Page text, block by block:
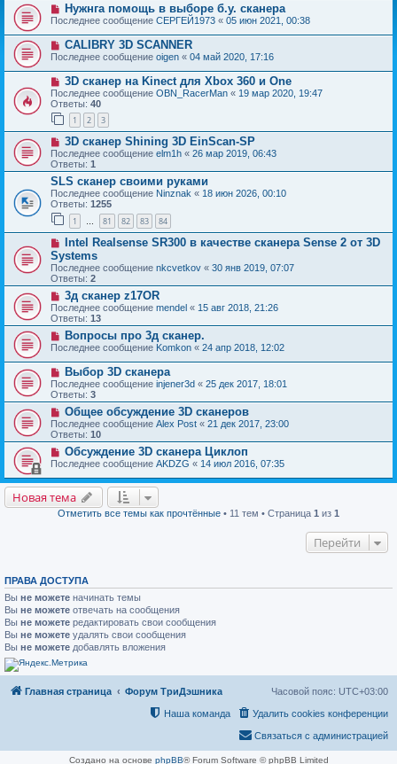
Нужнга помощь в выборе б.у. сканера
Последнее сообщение СЕРГЕЙ1973 « 05 июн 2021, 00:38
CALIBRY 3D SCANNER
Последнее сообщение oigen « 04 май 2020, 17:16
3D сканер на Kinect для Xbox 360 и One
Последнее сообщение OBN_RacerMan « 19 мар 2020, 19:47
Ответы: 40
1 2 3
3D сканер Shining 3D EinScan-SP
Последнее сообщение elm1h « 26 мар 2019, 06:43
Ответы: 1
SLS сканер своими руками
Последнее сообщение Ninznak « 18 июн 2026, 00:10
Ответы: 1255
1 … 81 82 83 84
Intel Realsense SR300 в качестве сканера Sense 2 от 3D
Systems
Последнее сообщение nkcvetkov « 30 янв 2019, 07:07
Ответы: 2
3д сканер z17OR
Последнее сообщение mendel « 15 авг 2018, 21:26
Ответы: 13
Вопросы про 3д сканер.
Последнее сообщение Komkon « 24 апр 2018, 12:02
Выбор 3D сканера
Последнее сообщение injener3d « 25 дек 2017, 18:01
Ответы: 3
Общее обсуждение 3D сканеров
Последнее сообщение Alex Post « 21 дек 2017, 23:00
Ответы: 10
Обсуждение 3D сканера Циклоп
Последнее сообщение AKDZG « 14 июл 2016, 07:35
Новая тема
Отметить все темы как прочтённые • 11 тем • Страница 1 из 1
Перейти
ПРАВА ДОСТУПА
Вы не можете начинать темы
Вы не можете отвечать на сообщения
Вы не можете редактировать свои сообщения
Вы не можете удалять свои сообщения
Вы не можете добавлять вложения
Главная страница Форум ТриДэшника Часовой пояс: UTC+03:00
Удалить cookies конференции
Наша команда
Связаться с администрацией
Создано на основе phpBB® Forum Software © phpBB Limited